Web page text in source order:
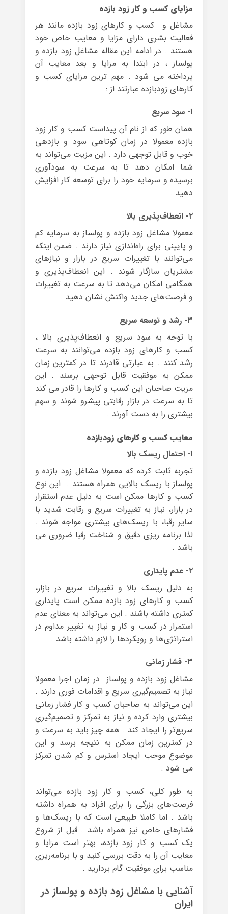
مزایای کسب و کار زود بازده
مشاغل و کسب و کارهای زود بازده مانند هر
فعالیت بشری دارای مزایا و معایب خاص خود
هستند . در ادامه این مقاله مشاغل زود بازده و
پولساز ، در ابتدا به مزایا و بعد معایب آن
پرداخته می شود . مهم ترین مزایای کسب و
کارهای زودبازده عبارتند از :
۱- سود سریع
همان طور که از نام آن پیداست کسب و کار زود
بازده معمولا در زمان کوتاهی سود و بازدهی
خوب و قابل توجهی دارد . این مزیت می‌تواند به
شما امکان دهد تا به سرعت به سودآوری
برسیده و سرمایه خود را برای توسعه کار افزایش
دهید .
۲- انعطاف‌پذیری بالا
معمولا مشاغل زود بازده و پولساز به سرمایه کم
و پایینی برای راه‌اندازی نیاز دارند . ضمن اینکه
می‌توانند با تغییرات سریع در بازار و نیازهای
مشتریان سازگار شوند . این انعطاف‌پذیری و
همگامی امکان می‌دهد تا به سرعت به تغییرات
و فرصت‌های جدید واکنش نشان دهید .
۳- رشد و توسعه سریع
با توجه به سود سریع و انعطاف‌پذیری بالا ،
کسب و کارهای زود بازده می‌توانند به سرعت
رشد کنند . به عبارتی قادرند تا در کمترین زمان
ممکن به موفقیت قابل توجهی برسند . این
مزیت صاحبان این کسب و کارها را قادر می کند
تا به سرعت در بازار رقابتی پیشرو شوند و سهم
بیشتری را به دست آورند .
معایب کسب و کارهای زودبازده
۱- احتمال ریسک بالا
تجربه ثابت کرده که معمولا مشاغل زود بازده و
پولساز با ریسک بالایی همراه هستند . این نوع
کسب و کارها ممکن است به دلیل عدم استقرار
در بازار، نیاز به تغییرات سریع و رقابت شدید با
سایر رقبا، با ریسک‌های بیشتری مواجه شوند .
لذا برنامه ریزی دقیق و شناخت رقبا ضروری می
باشد .
۲- عدم پایداری
به دلیل ریسک بالا و تغییرات سریع در بازار،
کسب و کارهای زود بازده ممکن است پایداری
کمتری داشته باشند . این می‌تواند به معنای عدم
استمرار در کسب و کار و نیاز به تغییر مداوم در
استراتژی‌ها و رویکردها را لازم داشته باشد .
۳- فشار زمانی
مشاغل زود بازده و پولساز در زمان اجرا معمولا
نیاز به تصمیم‌گیری سریع و اقدامات فوری دارند .
این می‌تواند به صاحبان کسب و کار فشار زمانی
بیشتری وارد کرده و نیاز به تمرکز و تصمیم‌گیری
سریع‌تر را ایجاد کند . همه چیز باید به سرعت و
در کمترین زمان ممکن به نتیجه برسد و این
موضوع موجب ایجاد استرس و کم شدن تمرکز
می شود .
به طور کلی، کسب و کار زود بازده می‌تواند
فرصت‌های بزرگی را برای افراد به همراه داشته
باشد . اما کاملا طبیعی است که با ریسک‌ها و
فشارهای خاص نیز همراه باشد . قبل از شروع
یک کسب و کار زود بازده، بهتر است مزایا و
معایب آن را به دقت بررسی کنید و با برنامه‌ریزی
مناسب برای موفقیت گام بردارید .
آشنایی با مشاغل زود بازده و پولساز در
ایران